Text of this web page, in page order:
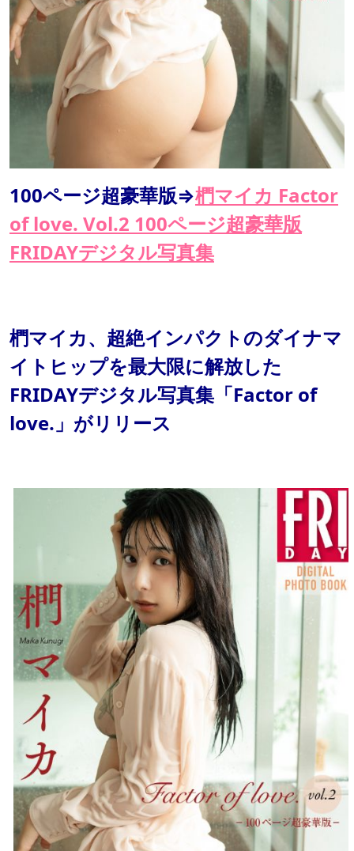
100ページ超豪華版⇒椚マイカ Factor
of love. Vol.2 100ページ超豪華版
FRIDAYデジタル写真集
椚マイカ、超絶インパクトのダイナマ
イトヒップを最大限に解放した
FRIDAYデジタル写真集「Factor of
love.」がリリース